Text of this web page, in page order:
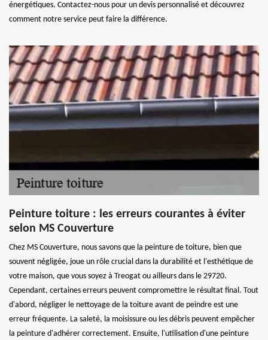
énergétiques. Contactez-nous pour un devis personnalisé et découvrez
comment notre service peut faire la différence.
Peinture toiture : les erreurs courantes à éviter
selon MS Couverture
Chez MS Couverture, nous savons que la peinture de toiture, bien que
souvent négligée, joue un rôle crucial dans la durabilité et l'esthétique de
votre maison, que vous soyez à Treogat ou ailleurs dans le 29720.
Cependant, certaines erreurs peuvent compromettre le résultat final. Tout
d'abord, négliger le nettoyage de la toiture avant de peindre est une
erreur fréquente. La saleté, la moisissure ou les débris peuvent empêcher
la peinture d'adhérer correctement. Ensuite, l'utilisation d'une peinture